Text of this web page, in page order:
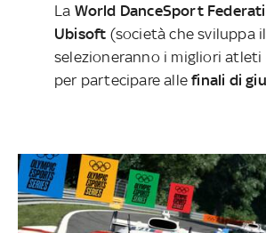
La World DanceSport
Ubisoft (società che sviluppa
selezioneranno i migliori
per partecipare allefinali di